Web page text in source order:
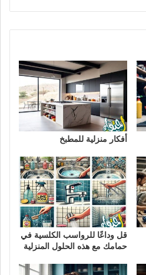
أفكار منزلية للمطبخ
قل وداعًا للرواسب الكلسية في
حمامك مع هذه الحلول المنزلية